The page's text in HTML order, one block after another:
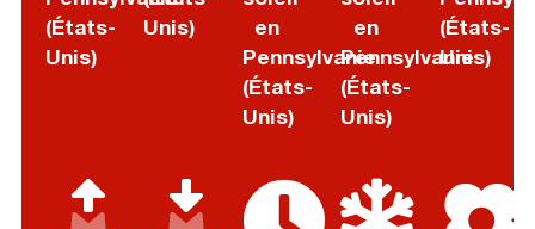
(États-
Unis)
Unis)
en
Pennsylvanie
(États-
Unis)
en
Pennsylvanie
(États-
Unis)
(États-
Unis)